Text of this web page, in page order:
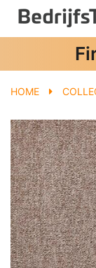
HOME